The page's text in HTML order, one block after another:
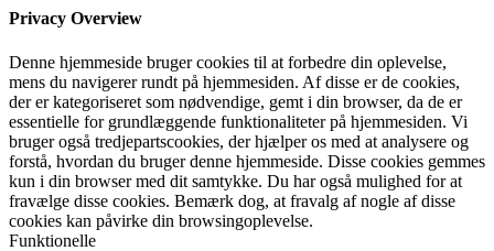
Privacy Overview
Denne hjemmeside bruger cookies til at forbedre din oplevelse,
mens du navigerer rundt på hjemmesiden. Af disse er de cookies,
der er kategoriseret som nødvendige, gemt i din browser, da de er
essentielle for grundlæggende funktionaliteter på hjemmesiden. Vi
bruger også tredjepartscookies, der hjælper os med at analysere og
forstå, hvordan du bruger denne hjemmeside. Disse cookies gemmes
kun i din browser med dit samtykke. Du har også mulighed for at
fravælge disse cookies. Bemærk dog, at fravalg af nogle af disse
cookies kan påvirke din browsingoplevelse.
Funktionelle